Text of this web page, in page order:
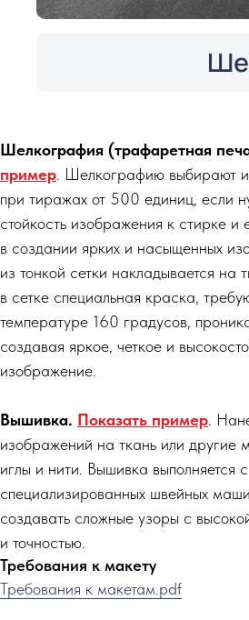
Шелкография (трафаретная
пример . Шелкографию выбирают
при тиражах от 500 единиц, если
стойкость изображения к стирке и
в создании ярких и насыщенных
из тонкой сетки накладывается на
в сетке специальная краска,
температуре 160 градусов,
создавая яркое, четкое и
изображение.
Вышивка. Показать пример .
изображений на ткань или другие
иглы и нити. Вышивка выполняется
специализированных швейных
создавать сложные узоры с
и точностью.
Требования к макету
Требования к макетам.pdf